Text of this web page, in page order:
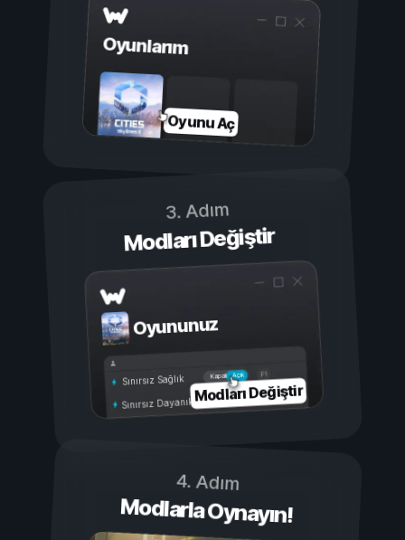
Oyunlarım
Oyunu Aç
3. Adım
Modları Değiştir
Oyununuz
Açık
Kapalı
Sınırsız Sağlık
Sınırsız DayanıklılıkModları Değiştir
4. Adım
Modlarla Oynayın!